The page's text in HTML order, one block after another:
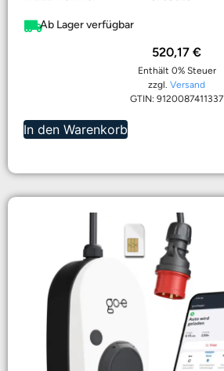
Ab Lager verfügbar
520,17 €
Enthält 0% Steuer
zzgl. Versand
GTIN: 9120087411337
In den Warenkorb